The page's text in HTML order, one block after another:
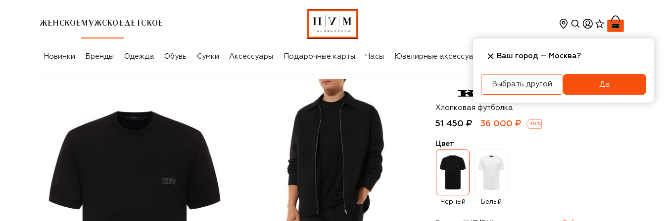
ЖЕНСКОЕ МУЖСКОЕ ДЕТСКОЕ
Новинки Бренды Одежда Обувь Сумки Аксессуары Подарочные карты Часы Ювелирные аксессуары Косметика Интерьер
Kiton
Хлопковая футболка
51 450 ₽ 36 000 ₽ -30 %
Цвет
Черный Белый
Ваш город — Москва?
Выбрать другой Да